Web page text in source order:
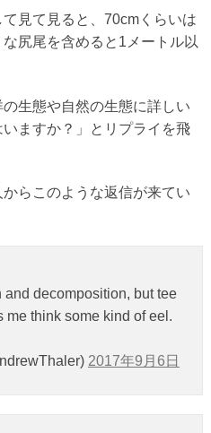
見て見ると、70cmくらいは
尻尾を含めると1メートル以
生態や自然の生態に詳しい
ますか？」とリプライを飛
らこのような返信が来てい
decomposition, but tee
me think some kind of eel.
2017年9月6日